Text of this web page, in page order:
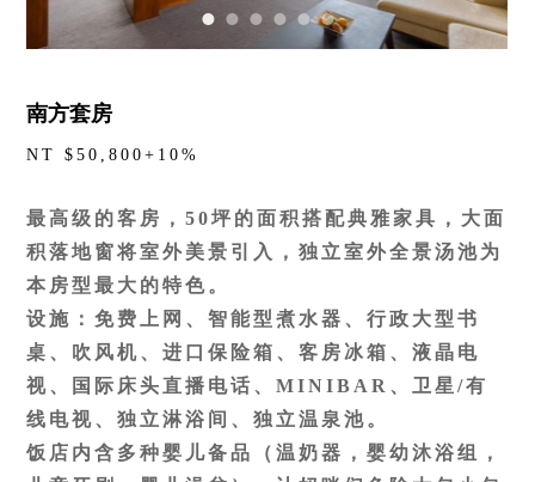
LANGUAGE ⌵
线上购物
抬頭：樹籽股份有限公司桃園分公司
南方套房
NT $50,800+10%
最高级的客房，50坪的面积搭配典雅家具，大面
积落地窗将室外美景引入，独立室外全景汤池为
本房型最大的特色。
设施：免费上网、智能型煮水器、行政大型书
桌、吹风机、进口保险箱、客房冰箱、液晶电
视、国际床头直播电话、MINIBAR、卫星/有
线电视、独立淋浴间、独立温泉池。
饭店内含多种婴儿备品（温奶器，婴幼沐浴组，